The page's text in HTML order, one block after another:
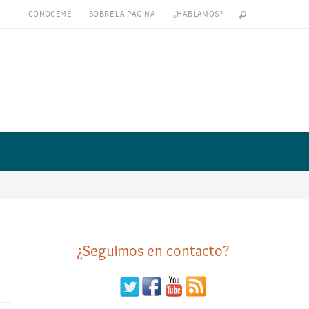
CONÓCEME SOBRE LA PÁGINA ¿HABLAMOS?
¿Seguimos en contacto?